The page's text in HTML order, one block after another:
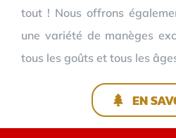
tout ! Nous offrons
une variété de manèges
tous les goûts et tous les
EN